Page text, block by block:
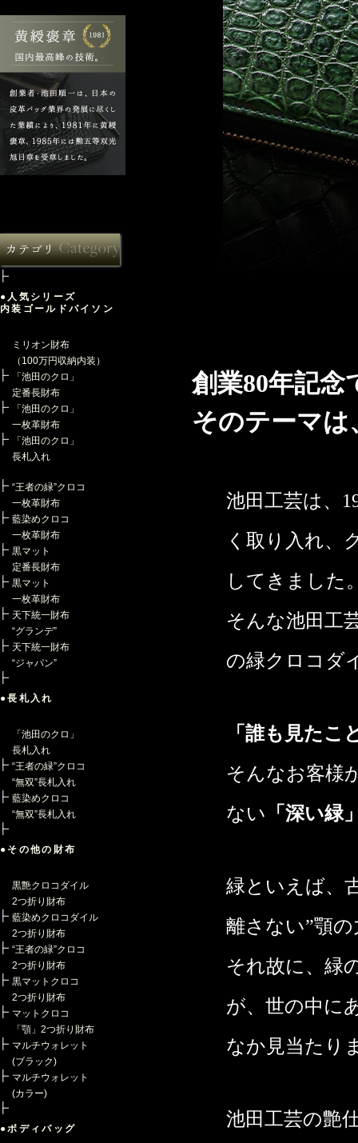
●人気シリーズ
内装ゴールドパイソン
ミリオン財布
（100万円収納内装）
「池田のクロ」
定番長財布
「池田のクロ」
一枚革財布
「池田のクロ」
長札入れ
“王者の緑”クロコ
一枚革財布
藍染めクロコ
一枚革財布
黒マット
定番長財布
黒マット
一枚革財布
天下統一財布
“グランデ”
天下統一財布
“ジャパン”
●長札入れ
「池田のクロ」
長札入れ
“王者の緑”クロコ
“無双”長札入れ
藍染めクロコ
“無双”長札入れ
●その他の財布
黒艶クロコダイル
2つ折り財布
藍染めクロコダイル
2つ折り財布
“王者の緑”クロコ
2つ折り財布
黒マットクロコ
2つ折り財布
マットクロコ
「顎」2つ折り財布
マルチウォレット
(ブラック)
マルチウォレット
(カラー)
●ボディバッグ
創業80年記念
そのテーマは
池田工芸は、
く取り入れ、
してきました
そんな池田工
の緑クロコダ
「誰も見た
そんなお客様
ない 「深い緑
緑といえば、
離さない”顎
それ故に、緑
が、世の中に
なか見当たり
池田工芸の艶